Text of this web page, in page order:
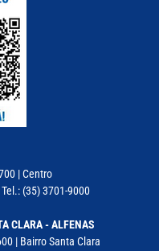
| Centro
(35) 3701-9000
CLARA - ALFENAS
| Bairro Santa Clara